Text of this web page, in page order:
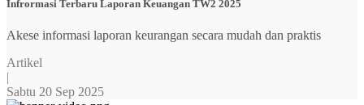
Infrormasi Terbaru Laporan Keuangan TW2 2025
Akese informasi laporan keurangan secara mudah dan praktis
Artikel
|
Sabtu 20 Sep 2025